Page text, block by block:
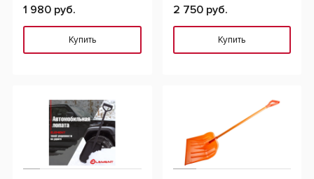
1 980 руб.
Купить
2 750 руб.
Купить